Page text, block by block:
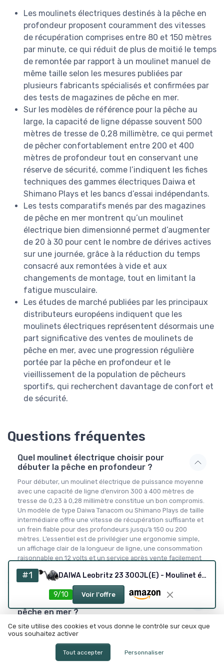
Les moulinets électriques destinés à la pêche en
profondeur proposent couramment des vitesses
de récupération comprises entre 80 et 150 mètres
par minute, ce qui réduit de plus de moitié le temps
de remontée par rapport à un moulinet manuel de
même taille selon les mesures publiées par
plusieurs fabricants spécialisés et confirmées par
des tests de magazines de pêche en mer.
Sur les modèles de référence pour la pêche au
large, la capacité de ligne dépasse souvent 500
mètres de tresse de 0,28 millimètre, ce qui permet
de pêcher confortablement entre 200 et 400
mètres de profondeur tout en conservant une
réserve de sécurité, comme l’indiquent les fiches
techniques des gammes électriques Daiwa et
Shimano Plays et les bancs d’essai indépendants.
Les tests comparatifs menés par des magazines
de pêche en mer montrent qu’un moulinet
électrique bien dimensionné permet d’augmenter
de 20 à 30 pour cent le nombre de dérives actives
sur une journée, grâce à la réduction du temps
consacré aux remontées à vide et aux
changements de montage, tout en limitant la
fatigue musculaire.
Les études de marché publiées par les principaux
distributeurs européens indiquent que les
moulinets électriques représentent désormais une
part significative des ventes de moulinets de
pêche en mer, avec une progression régulière
portée par la pêche en profondeur et le
vieillissement de la population de pêcheurs
sportifs, qui recherchent davantage de confort et
de sécurité.
Questions fréquentes
Quel moulinet électrique choisir pour
débuter la pêche en profondeur ?
Pour débuter, un moulinet électrique de puissance moyenne
avec une capacité de ligne d’environ 300 à 400 mètres de
tresse de 0,23 à 0,28 millimètre constitue un bon compromis.
Un modèle de type Daiwa Tanacom ou Shimano Plays de taille
intermédiaire offre une vitesse de récupération suffisante et
un frein fiable pour des profondeurs jusqu’à 150 ou 200
mètres. L’essentiel est de privilégier une ergonomie simple,
un affichage clair de la longueur de ligne, une consommation
raisonnable en 12 volts et un service après vente facilement
accessible.
Quelle différence entre un moulinet
électrique et un moulinet classique pour la
pêche en mer ?
Comment entretenir un moulinet
électrique pour prolonger sa durée de vie ?
Un moulinet électrique est il adapté à
#1 DAIWA Leobritz 23 300JL(E) - Moulinet électrique
9/10 Voir l'offre
Ce site utilise des cookies et vous donne le contrôle sur ceux que
vous souhaitez activer
Tout accepter Personnaliser